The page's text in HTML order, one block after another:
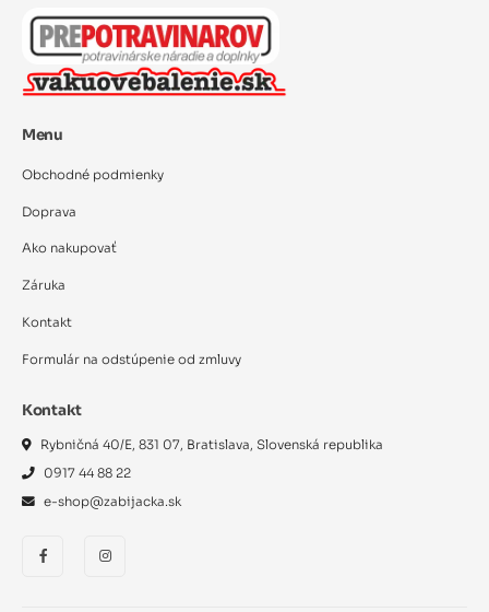
Menu
Obchodné podmienky
Doprava
Ako nakupovať
Záruka
Kontakt
Formulár na odstúpenie od zmluvy
Kontakt
Rybničná 40/E, 831 07, Bratislava, Slovenská republika
0917 44 88 22
e-shop@zabijacka.sk